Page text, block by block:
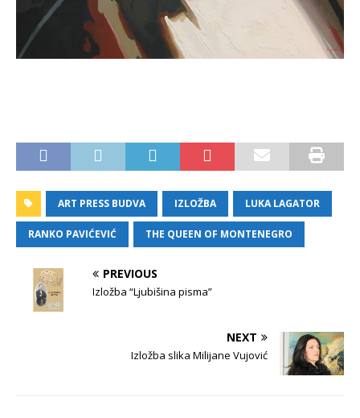
ART PRESS BUDVA IZLOŽBA LUKA LAGATOR
RANKO PAVIĆEVIĆ THE QUEEN OF MONTENEGRO
PREVIOUS
Izložba “Ljubišina pisma”
NEXT
Izložba slika Milijane Vujović